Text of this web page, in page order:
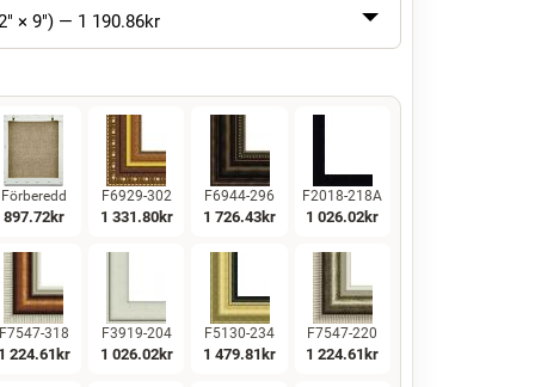
× 9") — 1 190.86kr
Förberedd
897.72kr
F6929-302
1 331.80kr
F6944-296
1 726.43kr
F2018-218A
1 026.02kr
F7547-318
1 224.61 kr
F3919-204
1 026.02kr
F5130-234
1 479.81 kr
F7547-220
1 224.61 kr